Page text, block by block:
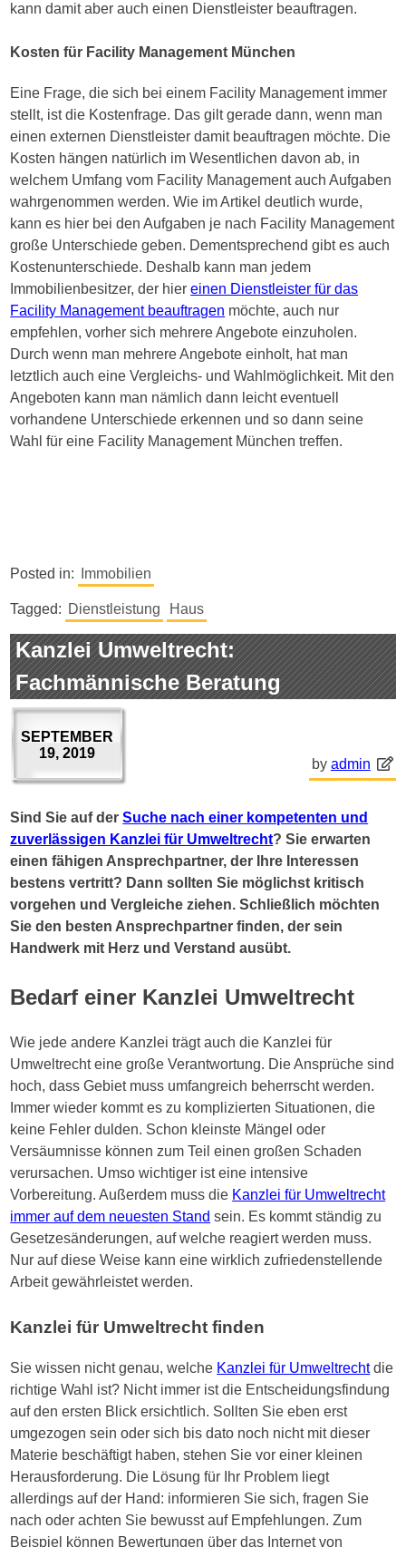
kann damit aber auch einen Dienstleister beauftragen.
Kosten für Facility Management München
Eine Frage, die sich bei einem Facility Management immer
stellt, ist die Kostenfrage. Das gilt gerade dann, wenn man
einen externen Dienstleister damit beauftragen möchte. Die
Kosten hängen natürlich im Wesentlichen davon ab, in
welchem Umfang vom Facility Management auch Aufgaben
wahrgenommen werden. Wie im Artikel deutlich wurde,
kann es hier bei den Aufgaben je nach Facility Management
große Unterschiede geben. Dementsprechend gibt es auch
Kostenunterschiede. Deshalb kann man jedem
Immobilienbesitzer, der hiereinen Dienstleister für das
Facility Management beauftragen möchte, auch nur
empfehlen, vorher sich mehrere Angebote einzuholen.
Durch wenn man mehrere Angebote einholt, hat man
letztlich auch eine Vergleichs- und Wahlmöglichkeit. Mit den
Angeboten kann man nämlich dann leicht eventuell
vorhandene Unterschiede erkennen und so dann seine
Wahl für eine Facility Management München treffen.
Posted in: Immobilien
Tagged: Dienstleistung Haus
Kanzlei Umweltrecht:
Fachmännische Beratung
SEPTEMBER
19, 2019
by admin
Sind Sie auf derSuche nach einer kompetenten und
zuverlässigen Kanzlei für Umweltrecht? Sie erwarten
einen fähigen Ansprechpartner, der Ihre Interessen
bestens vertritt? Dann sollten Sie möglichst kritisch
vorgehen und Vergleiche ziehen. Schließlich möchten
Sie den besten Ansprechpartner finden, der sein
Handwerk mit Herz und Verstand ausübt.
Bedarf einer Kanzlei Umweltrecht
Wie jede andere Kanzlei trägt auch die Kanzlei für
Umweltrecht eine große Verantwortung. Die Ansprüche sind
hoch, dass Gebiet muss umfangreich beherrscht werden.
Immer wieder kommt es zu komplizierten Situationen, die
keine Fehler dulden. Schon kleinste Mängel oder
Versäumnisse können zum Teil einen großen Schaden
verursachen. Umso wichtiger ist eine intensive
Vorbereitung. Außerdem muss die Kanzlei für Umweltrecht
immer auf dem neuesten Stand sein. Es kommt ständig zu
Gesetzesänderungen, auf welche reagiert werden muss.
Nur auf diese Weise kann eine wirklich zufriedenstellende
Arbeit gewährleistet werden.
Kanzlei für Umweltrecht finden
Sie wissen nicht genau, welche Kanzlei für Umweltrechtdie
richtige Wahl ist? Nicht immer ist die Entscheidungsfindung
auf den ersten Blick ersichtlich. Sollten Sie eben erst
umgezogen sein oder sich bis dato noch nicht mit dieser
Materie beschäftigt haben, stehen Sie vor einer kleinen
Herausforderung. Die Lösung für Ihr Problem liegt
allerdings auf der Hand: informieren Sie sich, fragen Sie
nach oder achten Sie bewusst auf Empfehlungen. Zum
Beispiel können Bewertungen über das Internet von